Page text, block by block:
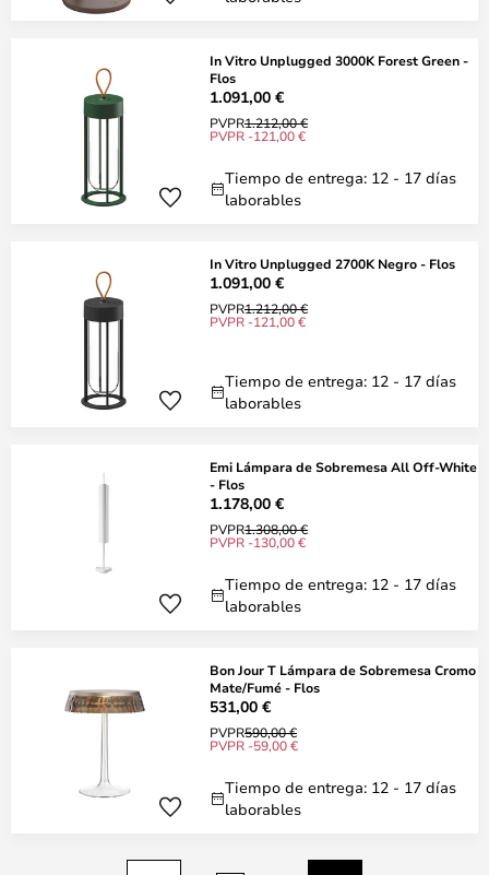
In Vitro Unplugged 3000K Forest Green -
Flos
1.091,00 €
PVPR1.212,00 €
PVPR -121,00 €
Tiempo de entrega: 12 - 17 días
laborables
In Vitro Unplugged 2700K Negro - Flos
1.091,00 €
PVPR1.212,00 €
PVPR -121,00 €
Tiempo de entrega: 12 - 17 días
laborables
Emi Lámpara de Sobremesa All Off-White
- Flos
1.178,00 €
PVPR1.308,00 €
PVPR -130,00 €
Tiempo de entrega: 12 - 17 días
laborables
Bon Jour T Lámpara de Sobremesa Cromo
Mate/Fumé - Flos
531,00 €
PVPR590,00 €
PVPR -59,00 €
Tiempo de entrega: 12 - 17 días
laborables